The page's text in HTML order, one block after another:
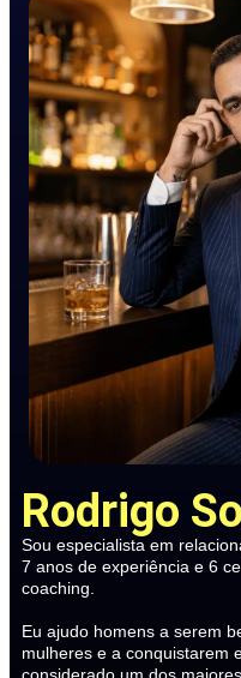
Rodrigo
Sou especialista em
7 anos de experiência e 6
coaching.
Eu ajudo homens a serem
mulheres e a conquistarem